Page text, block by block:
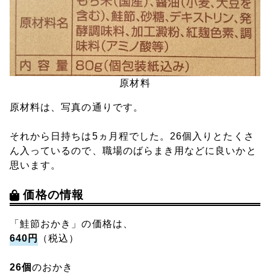
原材料
原材料は、写真の通りです。
それから日持ちは5ヵ月程でした。26個入りとたくさ
ん入っているので、職場のばらまき用などに良いかと
思います。
価格の情報
「鮭節おかき」の価格は、
640円 （税込）
26個のおかき